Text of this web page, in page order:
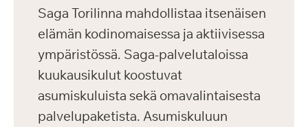
Saga Torilinna mahdollistaa itsenäisen
elämän kodinomaisessa ja aktiivisessa
ympäristössä. Saga-palvelutaloissa
kuukausikulut koostuvat
asumiskuluista sekä omavalintaisesta
palvelupaketista. Asumiskuluun